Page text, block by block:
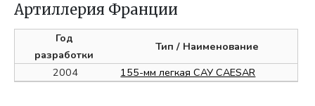
Артиллерия Франции
Год
разработки
Тип / Наименование
2004
155-мм легкая САУ CAESAR